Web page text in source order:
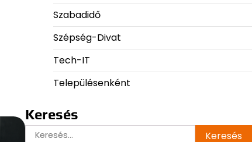
Szabadidő
Szépség-Divat
Tech-IT
Településenként
Keresés
Keresés: